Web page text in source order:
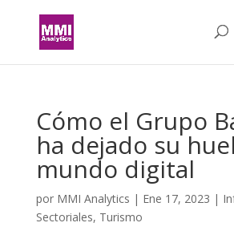
Cómo el Grupo
ha dejado su
mundo digital
por MMI Analytics | Ene 17, 2023 |
Sectoriales, Turismo